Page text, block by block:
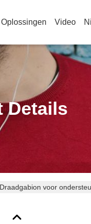
Oplossingen Video
Details
voor